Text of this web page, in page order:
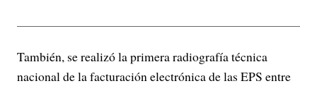
También, se realizó la primera radiografía técnica
nacional de la facturación electrónica de las EPS entre